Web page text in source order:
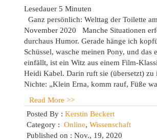
Lesedauer 5 Minuten
Ganz persönlich: Welttag der Toilette
November 2020 Manche Situationen
durchaus Humor. Gerade hänge ich
Schüssel, wasche meinen Pony, und das
einfällt, ist ein Witz aus einem Film-
Heidi Kabel. Darin ruft sie (übersetzt) zu
Nichte: „Klein Erna, komm rauf, Füße
Read More >>
Posted By : Kerstin Beckert
Category : Online, Wissenschaft
Published on : Nov., 19, 2020